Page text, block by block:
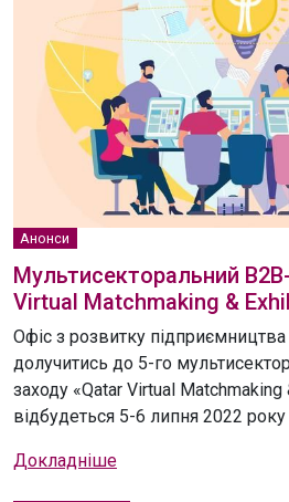
Анонси
Мультисекторальний
Virtual Matchmaking &
Офіс з розвитку
долучитись до 5-го
заходу «Qatar Virtual
відбудеться 5-6 липня 2022
Докладніше